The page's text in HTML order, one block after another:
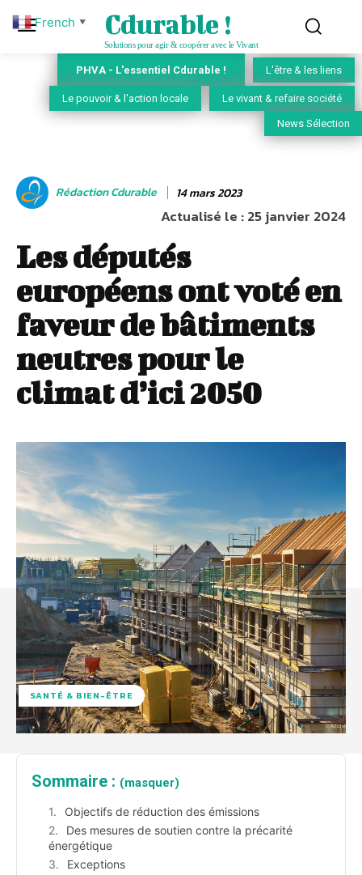
Cdurable !
Solutions pour agir & coopérer avec le Vivant
PHVA - L'essentiel Cdurable ! L'être & les liens
Le pouvoir & l'action locale Le vivant & refaire société
News Sélection
Rédaction Cdurable 14 mars 2023
Actualisé le :25 janvier 2024
Les députés
européens ont voté en
faveur de bâtiments
neutres pour le
climat d’ici 2050
SANTÉ & BIEN-ÊTRE
Sommaire : (masquer)
Objectifs de réduction des émissions
Des mesures de soutien contre la précarité
énergétique
Exceptions
French ▼